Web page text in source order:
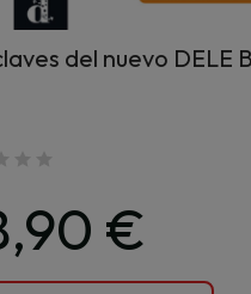
del nuevo DELE
€